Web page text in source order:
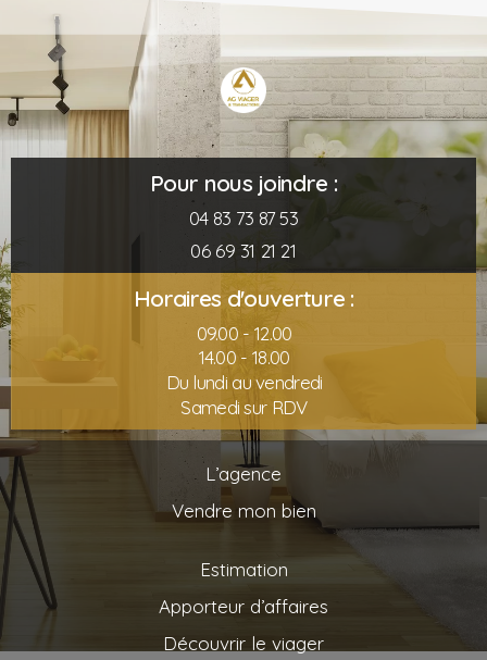
Pour nous joindre :
04 83 73 87 53
06 69 31 21 21
Horaires d'ouverture :
09.00 - 12.00
14.00 - 18.00
Du lundi au vendredi
Samedi sur RDV
L’agence
Vendre mon bien
Estimation
Apporteur d’affaires
Découvrir le viager